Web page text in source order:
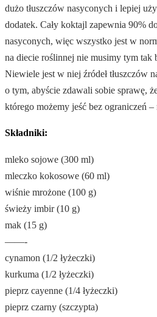
dużo tłuszczów nasyconych i lepiej
dodatek. Cały koktajl zapewnia 90%
nasyconych, więc wszystko jest w
na diecie roślinnej nie musimy tym tak
Niewiele jest w niej źródeł tłuszczów
o tym, abyście zdawali sobie sprawę,
którego możemy jeść bez ograniczeń
Składniki:
mleko sojowe (300 ml)
mleczko kokosowe (60 ml)
wiśnie mrożone (100 g)
świeży imbir (10 g)
mak (15 g)
——-
cynamon (1/2 łyżeczki)
kurkuma (1/2 łyżeczki)
pieprz cayenne (1/4 łyżeczki)
pieprz czarny (szczypta)